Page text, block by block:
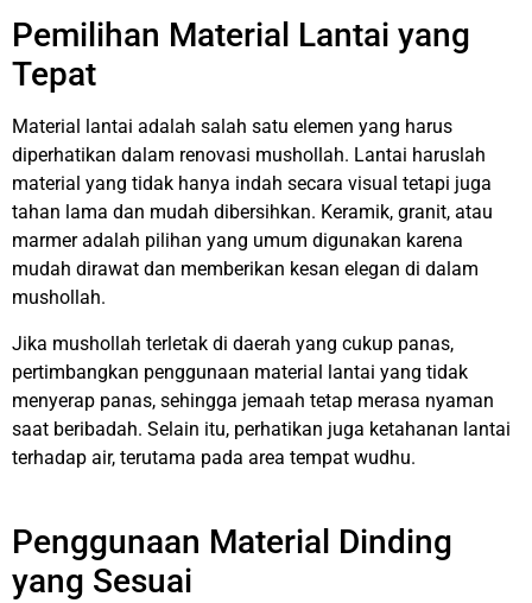
Pemilihan Material Lantai yang
Tepat
Material lantai adalah salah satu elemen yang harus
diperhatikan dalam renovasi mushollah. Lantai haruslah
material yang tidak hanya indah secara visual tetapi juga
tahan lama dan mudah dibersihkan. Keramik, granit, atau
marmer adalah pilihan yang umum digunakan karena
mudah dirawat dan memberikan kesan elegan di dalam
mushollah.
Jika mushollah terletak di daerah yang cukup panas,
pertimbangkan penggunaan material lantai yang tidak
menyerap panas, sehingga jemaah tetap merasa nyaman
saat beribadah. Selain itu, perhatikan juga ketahanan lantai
terhadap air, terutama pada area tempat wudhu.
Penggunaan Material Dinding
yang Sesuai